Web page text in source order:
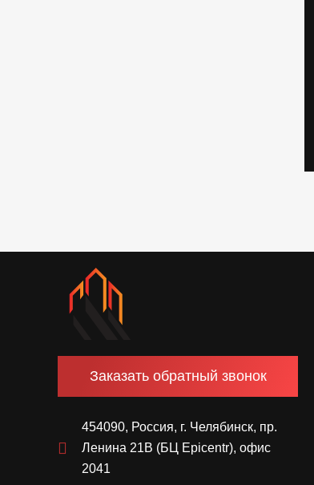
Заказать обратный звонок
454090, Россия, г. Челябинск, пр.
Ленина 21В (БЦ Epicentr), офис
2041